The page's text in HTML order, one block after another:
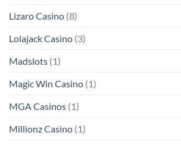
Lizaro Casino (8)
Lolajack Casino (3)
Madslots (1)
Magic Win Casino (1)
MGA Casinos (1)
Millionz Casino (1)